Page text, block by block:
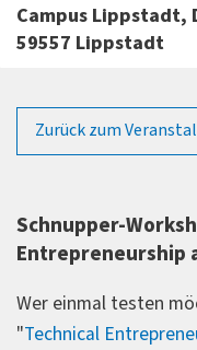
Campus Lippstadt,
59557 Lippstadt
Zurück zum
Schnupper-
Entrepreneurship
Wer einmal testen
"Technical